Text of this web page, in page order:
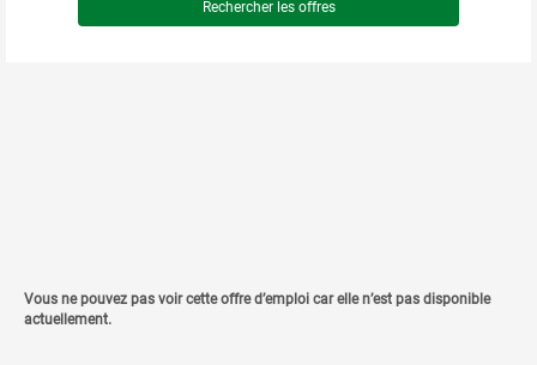
Rechercher les offres
Vous ne pouvez pas voir cette offre d’emploi car elle n’est pas disponible
actuellement.